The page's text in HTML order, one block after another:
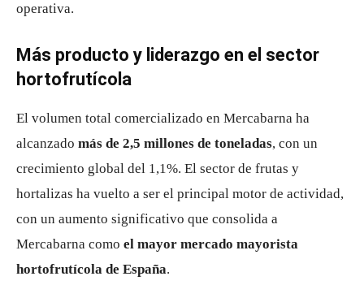
operativa.
Más producto y liderazgo en el sector
hortofrutícola
El volumen total comercializado en Mercabarna ha
alcanzado más de 2,5 millones de toneladas, con un
crecimiento global del 1,1%. El sector de frutas y
hortalizas ha vuelto a ser el principal motor de actividad,
con un aumento significativo que consolida a
Mercabarna como el mayor mercado mayorista
hortofrutícola de España.